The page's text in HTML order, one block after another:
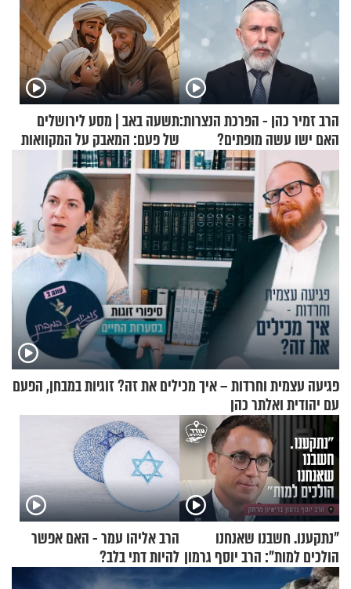
הרב זמיר כהן - הפרכת הנצרות:
האם ישו עשה מופתים?
תשעה באב | מסע לירושלים
של פעם: המאבק על המקוואות
פגיעה עצמית וחרדות – איך מכילים את זה? זוגיות במבחן, הפעם
עם יהודית ואלתר כהן
"נתקענו. חשבנו שאנחנו
הולכים למות": הרב יוסף גרמון
בריאיון מרתק
הרב אליהו עמר - האם אפשר
להיות דתי בלב?